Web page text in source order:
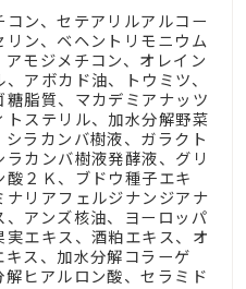
コン、セテアリルアルコー
リン、ベヘントリモニウム
アモジメチコン、オレイン
アボカド油、トウミツ、
糖脂質、マカデミアナッツ
トステリル、加水分解野菜
シラカンバ樹液、ガラクト
ラカンバ樹液発酵液、グリ
酸２Ｋ、ブドウ種子エキ
ナリアフェルジナンジアナ
、アンズ核油、ヨーロッパ
実エキス、酒粕エキス、オ
キス、加水分解コラーゲ
解ヒアルロン酸、セラミド